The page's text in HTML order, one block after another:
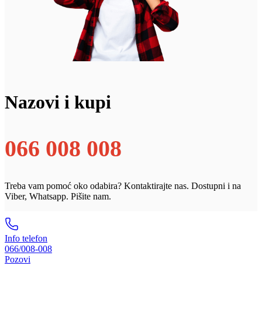
Nazovi i kupi
066 008 008
Treba vam pomoć oko odabira? Kontaktirajte nas. Dostupni i na
Viber, Whatsapp. Pišite nam.
Info telefon
066/008-008
Pozovi